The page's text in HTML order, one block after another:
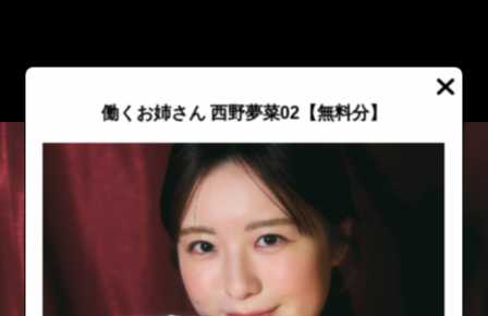
働くお姉さん 西野夢菜02【無料分】